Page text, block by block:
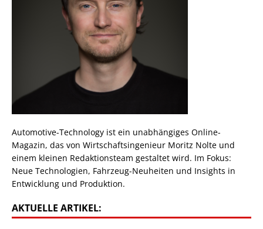
Automotive-Technology ist ein unabhängiges Online-
Magazin, das von Wirtschaftsingenieur Moritz Nolte und
einem kleinen Redaktionsteam gestaltet wird. Im Fokus:
Neue Technologien, Fahrzeug-Neuheiten und Insights in
Entwicklung und Produktion.
AKTUELLE ARTIKEL: